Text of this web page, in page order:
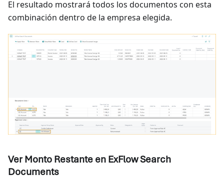
El resultado mostrará todos los documentos con esta
combinación dentro de la empresa elegida.
Ver Monto Restante en ExFlow Search
Documents